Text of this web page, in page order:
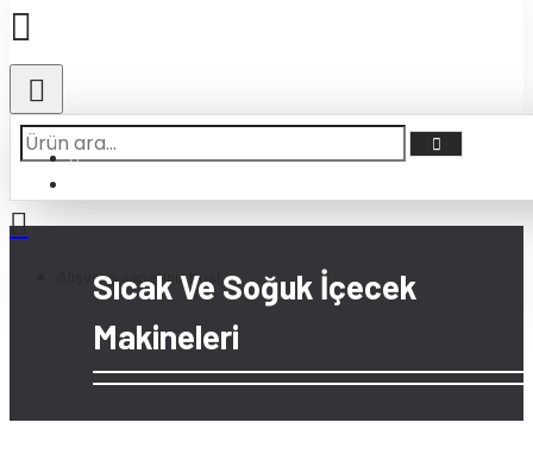
Alışveriş sepetiniz boş!
Sıcak Ve Soğuk İçecek
Makineleri